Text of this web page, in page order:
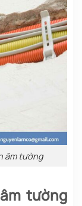
âm tường
tường